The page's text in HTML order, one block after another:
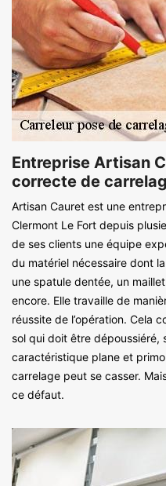
Entreprise Artisan
correcte de
Artisan Cauret est une
Clermont Le Fort depuis
de ses clients une équipe
du matériel nécessaire dont
une spatule dentée, un
encore. Elle travaille de
réussite de l’opération. Cela
sol qui doit être dépoussiéré,
caractéristique plane et
carrelage peut se casser.
ce défaut.